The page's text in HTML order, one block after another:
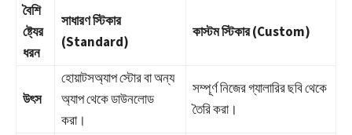
বৈশি
ষ্ট্যের
ধরন
সাধারণ স্টিকার
(Standard)
কাস্টম স্টিকার (Custom)
উৎস
হোয়াটসঅ্যাপ স্টোর বা অন্য
অ্যাপ থেকে ডাউনলোড
করা।
সম্পূর্ণ নিজের গ্যালারির ছবি থেকে
তৈরি করা।